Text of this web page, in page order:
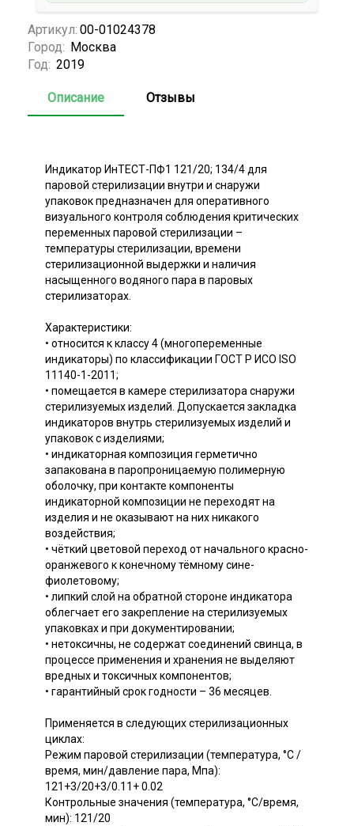
Артикул: 00-01024378
Город: Москва
Год: 2019
Описание Отзывы
Индикатор ИнТЕСТ-ПФ1 121/20; 134/4 для
паровой стерилизации внутри и снаружи
упаковок предназначен для оперативного
визуального контроля соблюдения критических
переменных паровой стерилизации –
температуры стерилизации, времени
стерилизационной выдержки и наличия
насыщенного водяного пара в паровых
стерилизаторах.
Характеристики:
• относится к классу 4 (многопеременные
индикаторы) по классификации ГОСТ Р ИСО ISO
11140-1-2011;
• помещается в камере стерилизатора снаружи
стерилизуемых изделий. Допускается закладка
индикаторов внутрь стерилизуемых изделий и
упаковок с изделиями;
• индикаторная композиция герметично
запакована в паропроницаемую полимерную
оболочку, при контакте компоненты
индикаторной композиции не переходят на
изделия и не оказывают на них никакого
воздействия;
• чёткий цветовой переход от начального красно-
оранжевого к конечному тёмному сине-
фиолетовому;
• липкий слой на обратной стороне индикатора
облегчает его закрепление на стерилизуемых
упаковках и при документировании;
• нетоксичны, не содержат соединений свинца, в
процессе применения и хранения не выделяют
вредных и токсичных компонентов;
• гарантийный срок годности – 36 месяцев.
Применяется в следующих стерилизационных
циклах:
Режим паровой стерилизации (температура, °С /
время, мин/давление пара, Мпа):
121+3/20+3/0.11+ 0.02
Контрольные значения (температура, °С/время,
мин): 121/20